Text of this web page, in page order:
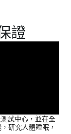
證
試中心，並在全
研究人體睡眠，